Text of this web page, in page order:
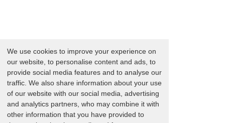
We use cookies to improve your experience on
our website, to personalise content and ads, to
provide social media features and to analyse our
traffic. We also share information about your use
of our website with our social media, advertising
and analytics partners, who may combine it with
other information that you have provided to